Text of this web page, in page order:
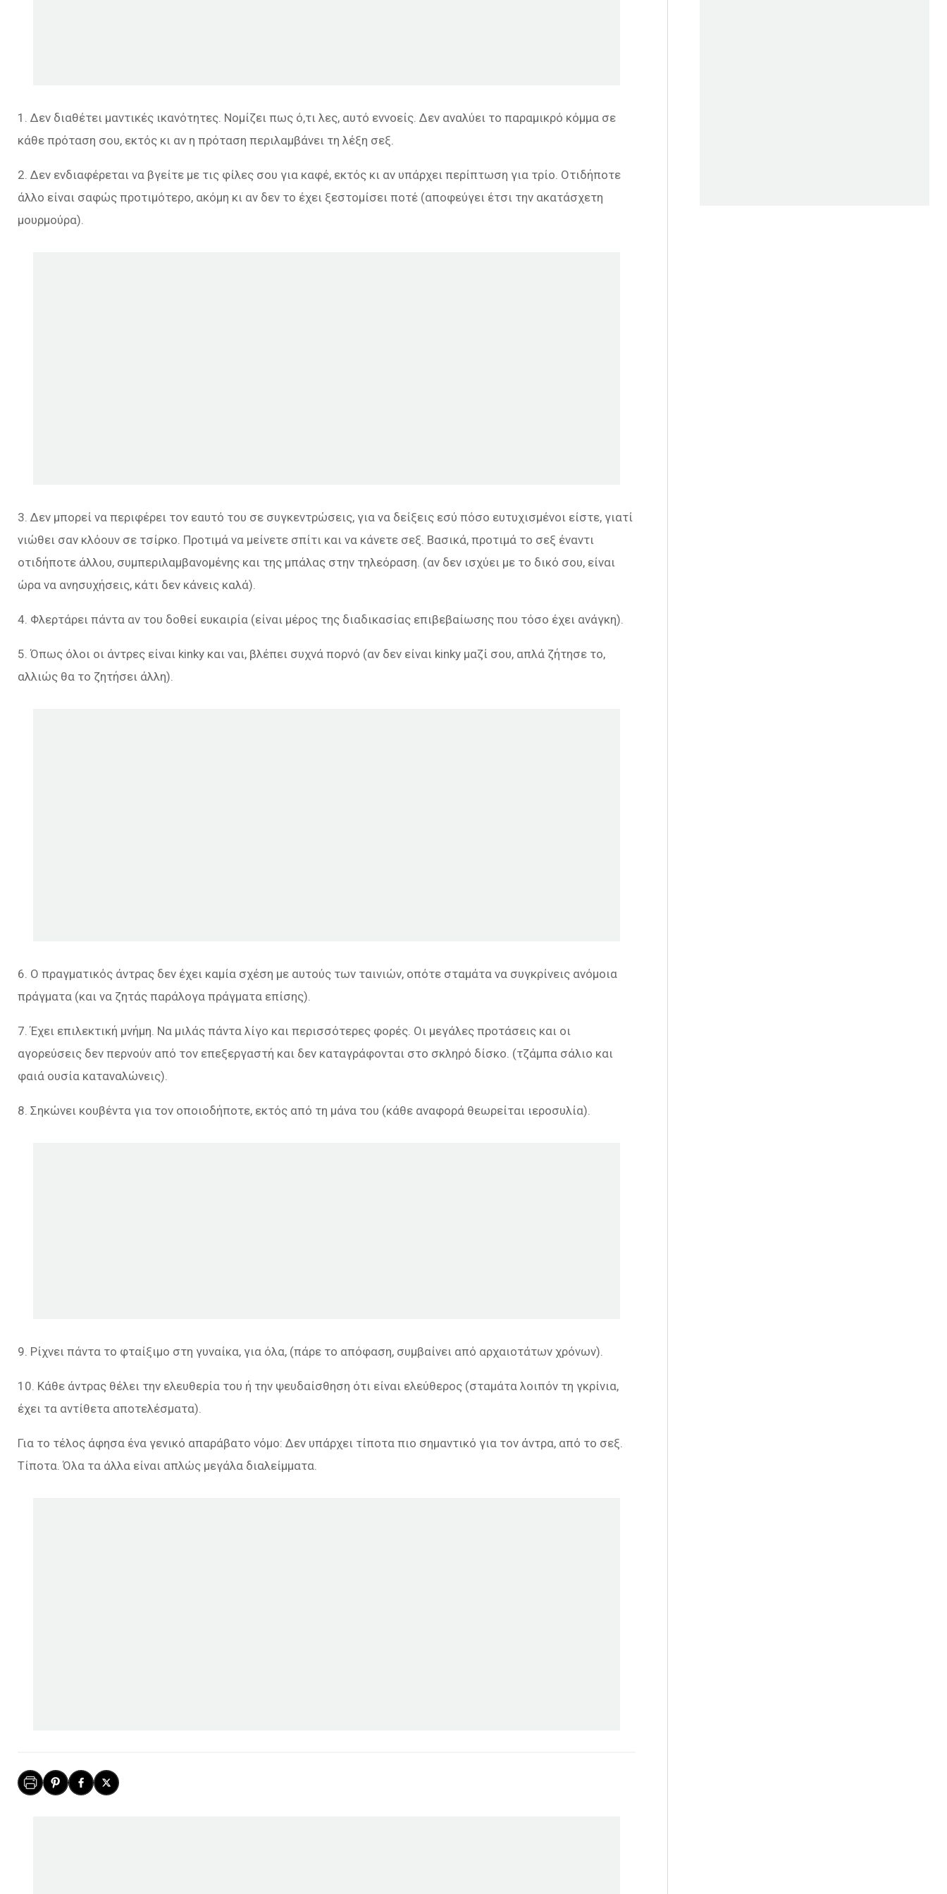
1. Δεν διαθέτει μαντικές ικανότητες. Νομίζει πως ό,τι λες, αυτό εννοείς. Δεν αναλύει το παραμικρό κόμμα σε
κάθε πρόταση σου, εκτός κι αν η πρόταση περιλαμβάνει τη λέξη σεξ.
2. Δεν ενδιαφέρεται να βγείτε με τις φίλες σου για καφέ, εκτός κι αν υπάρχει περίπτωση για τρίο. Οτιδήποτε
άλλο είναι σαφώς προτιμότερο, ακόμη κι αν δεν το έχει ξεστομίσει ποτέ (αποφεύγει έτσι την ακατάσχετη
μουρμούρα).
3. Δεν μπορεί να περιφέρει τον εαυτό του σε συγκεντρώσεις, για να δείξεις εσύ πόσο ευτυχισμένοι είστε, γιατί
νιώθει σαν κλόουν σε τσίρκο. Προτιμά να μείνετε σπίτι και να κάνετε σεξ. Βασικά, προτιμά το σεξ έναντι
οτιδήποτε άλλου, συμπεριλαμβανομένης και της μπάλας στην τηλεόραση. (αν δεν ισχύει με το δικό σου, είναι
ώρα να ανησυχήσεις, κάτι δεν κάνεις καλά).
4. Φλερτάρει πάντα αν του δοθεί ευκαιρία (είναι μέρος της διαδικασίας επιβεβαίωσης που τόσο έχει ανάγκη).
5. Όπως όλοι οι άντρες είναι kinky και ναι, βλέπει συχνά πορνό (αν δεν είναι kinky μαζί σου, απλά ζήτησε το,
αλλιώς θα το ζητήσει άλλη).
6. Ο πραγματικός άντρας δεν έχει καμία σχέση με αυτούς των ταινιών, οπότε σταμάτα να συγκρίνεις ανόμοια
πράγματα (και να ζητάς παράλογα πράγματα επίσης).
7. Έχει επιλεκτική μνήμη. Να μιλάς πάντα λίγο και περισσότερες φορές. Οι μεγάλες προτάσεις και οι
αγορεύσεις δεν περνούν από τον επεξεργαστή και δεν καταγράφονται στο σκληρό δίσκο. (τζάμπα σάλιο και
φαιά ουσία καταναλώνεις).
8. Σηκώνει κουβέντα για τον οποιοδήποτε, εκτός από τη μάνα του (κάθε αναφορά θεωρείται ιεροσυλία).
9. Ρίχνει πάντα το φταίξιμο στη γυναίκα, για όλα, (πάρε το απόφαση, συμβαίνει από αρχαιοτάτων χρόνων).
10. Κάθε άντρας θέλει την ελευθερία του ή την ψευδαίσθηση ότι είναι ελεύθερος (σταμάτα λοιπόν τη γκρίνια,
έχει τα αντίθετα αποτελέσματα).
Για το τέλος άφησα ένα γενικό απαράβατο νόμο: Δεν υπάρχει τίποτα πιο σημαντικό για τον άντρα, από το σεξ.
Τίποτα. Όλα τα άλλα είναι απλώς μεγάλα διαλείμματα.